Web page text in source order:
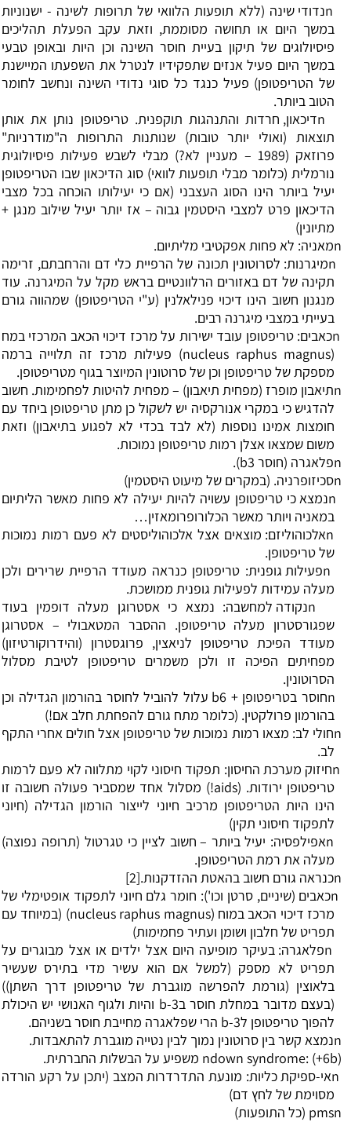
nנדודי שינה (ללא תופעות הלוואי של תרופות לשינה - ישנוניות
במשך היום או תחושה מסוממת, וזאת עקב הפעלת תהליכים
פיסיולוגים של תיקון בעיית חוסר השינה וכן היות ובאופן טבעי
במשך היום פעיל אנזים שתפקידיו לנטרל את השפעתו המיישנת
של הטריפטופן) פעיל כנגד כל סוגי נדודי השינה ונחשב לחומר
הטוב ביותר.
nדיכאון, חרדות והתנהגות תוקפנית. טריפטופן נותן את אותן
תוצאות (ואולי יותר טובות) שנותנות התרופות ה"מודרניות"
פרוזאק (1989
– מעניין לא?) מבלי לשבש פעילות פיסיולוגית
נורמלית (כלומר מבלי תופעות לוואי) סוג הדיכאון שבו הטריפטופן
יעיל ביותר הינו הסוג העצבני (אם כי יעילותו הוכחה בכל מצבי
הדיכאון פרט למצבי היסטמין גבוה – אז יותר יעיל שילוב מנגן +
מתיונין)
nמאניה: לא פחות אפקטיבי מליתיום.
nמיגרנות: לסרוטונין תכונה של הרפיית כלי דם והרחבתם, זרימה
תקינה של דם באזורים הרלוונטיים בראש מקל על המיגרנה. עוד
מנגנון חשוב הינו דיכוי פנילאלנין (ע"י הטריפטופן) שמהווה גורם
בעייתי במצבי מיגרנה רבים.
nכאבים: טריפטופן עובד ישירות על מרכז דיכוי הכאב המרכזי במח
(
nucleus raphus magnus) פעילות מרכז זה תלוייה ברמה
מספקת של טריפטופן וכן של סרוטונין המיוצר בגוף מטריפטופן.
nתיאבון מופרז (מפחית תיאבון) – מפחית להיטות לפחמימות. חשוב
להדגיש כי במקרי אנורקסיה יש לשקול כן מתן טריפטופן ביחד עם
חומצות אמינו נוספות (לא לבד בכדי לא לפגוע בתיאבון) וזאת
משום שמצאו אצלן רמות טריפטופן נמוכות.
nפלאגרה (חוסר 3 b
).
nסכיזופרניה. (במקרים של מיעוט היסטמין)
nנמצא כי טריפטופן עשויה להיות יעילה לא פחות מאשר הליתיום
במאניה ויותר מאשר הכלורופרומאזין…
nאלכוהוליזם: מוצאים אצל אלכוהוליסטים לא פעם רמות נמוכות
של טריפטופן.
nפעילות גופנית: טריפטופן כנראה מעודד הרפיית שרירים ולכן
מעלה עמידות לפעילות גופנית ממושכת.
nנקודה למחשבה: נמצא כי אסטרוגן מעלה דופמין בעוד
שפגורסטרון מעלה טריפטופן. ההסבר המטאבולי – אסטרוגן
מעודד הפיכת טריפטופן לניאצין, פרוגסטרון (והידרוקורטיזון)
מפחיתים הפיכה זו ולכן משמרים טריפטופן לטיבת מסלול
הסרוטונין.
nחוסר בטריפטופן + 6 b עלול להוביל לחוסר בהורמון הגדילה וכן
בהורמון פרולקטין. (כלומר מתח גורם להפחתת חלב אם!)
nחולי לב: מצאו רמות נמוכות של טריפטופן אצל חולים אחרי התקף
לב.
nחיזוק מערכת החיסון: תפקוד חיסוני לקוי מתלווה לא פעם לרמות
טריפטופן ירודות. (aids!) מסלול אחד שמסביר פעולה חשובה זו
הינו היות הטריפטופן מרכיב חיוני לייצור הורמון הגדילה (חיוני
לתפקוד חיסוני תקין)
nאפילפסיה: יעיל ביותר – חשוב לציין כי טגרטול (תרופה נפוצה)
מעלה את רמת הטריפטופן.
nכנראה גורם חשוב בהאטת ההזדקנות.[2]
nכאבים (שיניים, סרטן וכו'): חומר גלם חיוני לתפקוד אופטימלי של
מרכז דיכוי הכאב במוח (nucleus raphus magnus) (במיוחד עם
תפריט של חלבון ושומן ועתיר פחמימות)
nפלאגרה: בעיקר מופיעה היום אצל ילדים או אצל מבוגרים על
תפריט לא מספק (למשל אם הוא עשיר מדי בתירס שעשיר
בלאוצין (גורמת להפרשה מוגברת של טריפטופן דרך השתן))
(בעצם מדובר במחלת חוסר ב3-
b והיות ולגוף האנושי יש היכולת
להפוך טריפטופן ל3-
b הרי שפלאגרה מחייבת חוסר בשניהם.
nנמצא קשר בין סרוטונין נמוך לבין נטייה מוגברת להתאבדות.
ndown syndrome: (+6b) משפיע על הבשלות החברתית.
nאי-ספיקת כליות: מונעת התדרדרות המצב (יתכן על רקע הורדה
מסוימת של לחץ דם)
n
pms (כל התופעות)